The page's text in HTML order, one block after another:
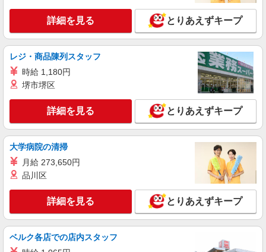
詳細を見る とりあえずキープ
レジ・商品陳列スタッフ
時給 1,180円
堺市堺区
詳細を見る とりあえずキープ
大学病院の清掃
月給 273,650円
品川区
詳細を見る とりあえずキープ
ベルク各店での店内スタッフ